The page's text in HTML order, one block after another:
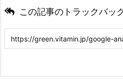
この記事のトラックバッ